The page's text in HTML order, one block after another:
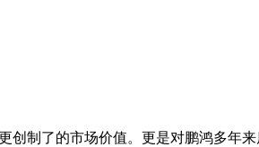
制了的市场价值。更是对鹏鸿多年